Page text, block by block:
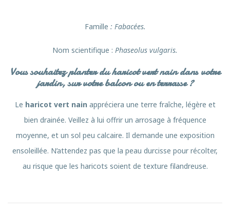
Famille : Fabacées.
Nom scientifique : Phaseolus vulgaris.
Vous souhaitez planter du haricot vert nain dans votre
jardin, sur votre balcon ou en terrasse ?
Le haricot vert nain appréciera une terre fraîche, légère et
bien drainée. Veillez à lui offrir un arrosage à fréquence
moyenne, et un sol peu calcaire. Il demande une exposition
ensoleillée. N’attendez pas que la peau durcisse pour récolter,
au risque que les haricots soient de texture filandreuse.